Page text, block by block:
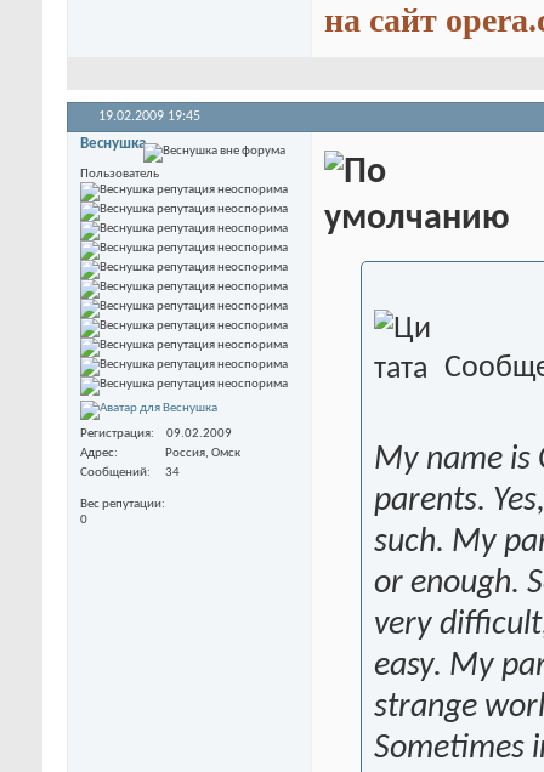
на сайт
19.02.2009 19:45
Веснушка
Пользователь
Регистрация
09.02.2009
Адрес
Россия, Омск
Сообщений
34
Вес репутации
0
My name is
parents.
such. My
or enough.
very
easy. My
strange
Sometimes